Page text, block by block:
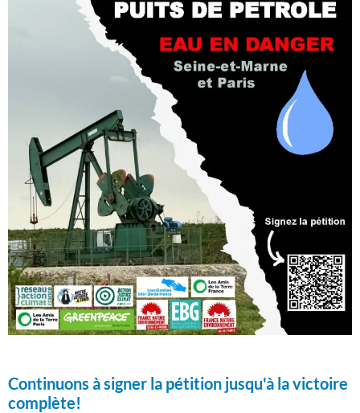
Continuons à signer la pétition jusqu'à la victoire
complète!